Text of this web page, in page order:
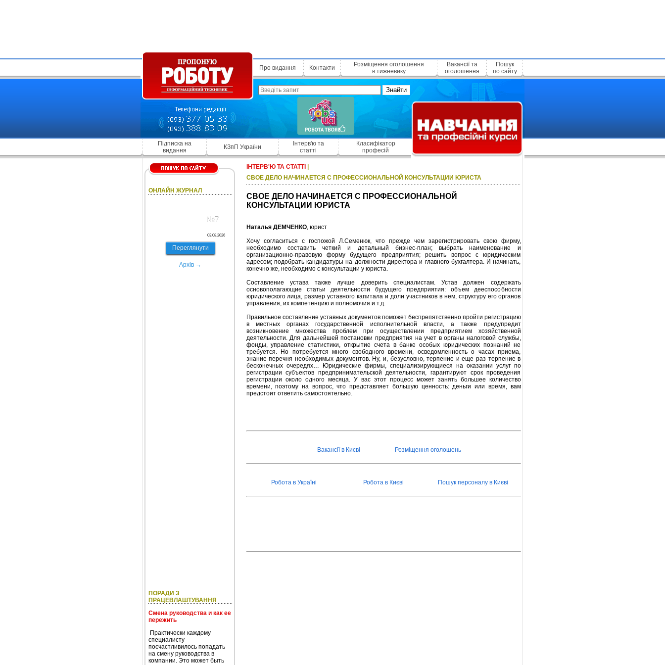
Знайти
Про видання Контакти
Розміщення оголошення
в тижневику
Вакансії та
оголошення
Пошук
по сайту
Підписка на
видання
КЗпП України
Інтерв'ю та
статті
Класифікатор
професій
ОНЛАЙН ЖУРНАЛ
№7
03.08.2026
Переглянути
Архів →
ПОРАДИ З
ПРАЦЕВЛАШТУВАННЯ
Смена руководства и как ее
пережить
Практически каждому
специалисту
посчастливилось попадать
на смену руководства в
компании. Это может быть
ІНТЕРВ'Ю ТА СТАТТІ
СВОЕ ДЕЛО НАЧИНАЕТСЯ С ПРОФЕССИОНАЛЬНОЙ КОНСУЛЬТАЦИИ ЮРИСТА
СВОЕ ДЕЛО НАЧИНАЕТСЯ С ПРОФЕССИОНАЛЬНОЙ
КОНСУЛЬТАЦИИ ЮРИСТА
Наталья ДЕМЧЕНКО, юрист
Хочу согласиться с госпожой Л.Семенюк, что прежде чем зарегистрировать свою фирму,
необходимо составить четкий и детальный бизнес-план; выбрать наименование и
организационно-правовую форму будущего предприятия; решить вопрос с юридическим
адресом; подобрать кандидатуры на должности директора и главного бухгалтера. И начинать,
конечно же, необходимо с консультации у юриста.
Составление устава также лучше доверить специалистам. Устав должен содержать
основополагающие статьи деятельности будущего предприятия: объем дееспособности
юридического лица, размер уставного капитала и доли участников в нем, структуру его органов
управления, их компетенцию и полномочия и т.д.
Правильное составление уставных документов поможет беспрепятственно пройти регистрацию
в местных органах государственной исполнительной власти, а также предупредит
возникновение множества проблем при осуществлении предприятием хозяйственной
деятельности. Для дальнейшей постановки предприятия на учет в органы налоговой службы,
фонды, управление статистики, открытие счета в банке особых юридических познаний не
требуется. Но потребуется много свободного времени, осведомленность о часах приема,
знание перечня необходимых документов. Ну, и, безусловно, терпение и еще раз терпение в
бесконечных очередях… Юридические фирмы, специализирующиеся на оказании услуг по
регистрации субъектов предпринимательской деятельности, гарантируют срок проведения
регистрации около одного месяца. У вас этот процесс может занять большее количество
времени, поэтому на вопрос, что представляет большую ценность: деньги или время, вам
предстоит ответить самостоятельно.
Вакансії в Києві Розміщення оголошень
Робота в Україні Робота в Києві Пошук персоналу в Києві